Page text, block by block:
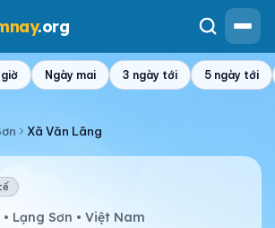
.org
Ngày mai 3 ngày tới 5 ngày tới
Xã Văn Lãng
Lạng Sơn • Việt Nam